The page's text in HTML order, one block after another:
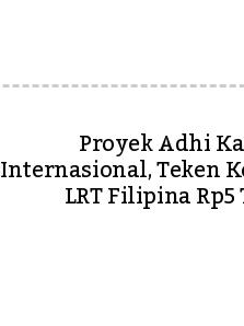
Proyek Adhi
Internasional, Teken
LRT Filipina